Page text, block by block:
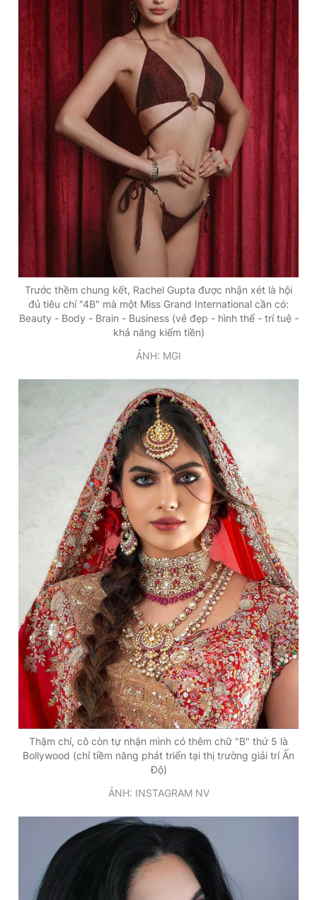
Trước thềm chung kết, Rachel Gupta được nhận xét là hội
đủ tiêu chí "4B" mà một Miss Grand International cần có:
Beauty - Body - Brain - Business (vẻ đẹp - hình thể - trí tuệ -
khả năng kiếm tiền)
ẢNH: MGI
Thậm chí, cô còn tự nhận mình có thêm chữ "B" thứ 5 là
Bollywood (chỉ tiềm năng phát triển tại thị trường giải trí Ấn
Độ)
ẢNH: INSTAGRAM NV